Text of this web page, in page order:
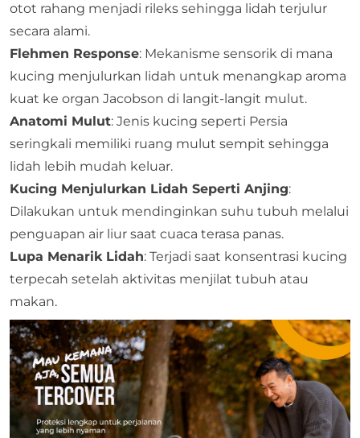
otot rahang menjadi rileks sehingga lidah terjulur
secara alami.
Flehmen Response: Mekanisme sensorik di mana
kucing menjulurkan lidah untuk menangkap aroma
kuat ke organ Jacobson di langit-langit mulut.
Anatomi Mulut: Jenis kucing seperti Persia
seringkali memiliki ruang mulut sempit sehingga
lidah lebih mudah keluar.
Kucing Menjulurkan Lidah Seperti Anjing:
Dilakukan untuk mendinginkan suhu tubuh melalui
penguapan air liur saat cuaca terasa panas.
Lupa Menarik Lidah: Terjadi saat konsentrasi kucing
terpecah setelah aktivitas menjilat tubuh atau
makan.